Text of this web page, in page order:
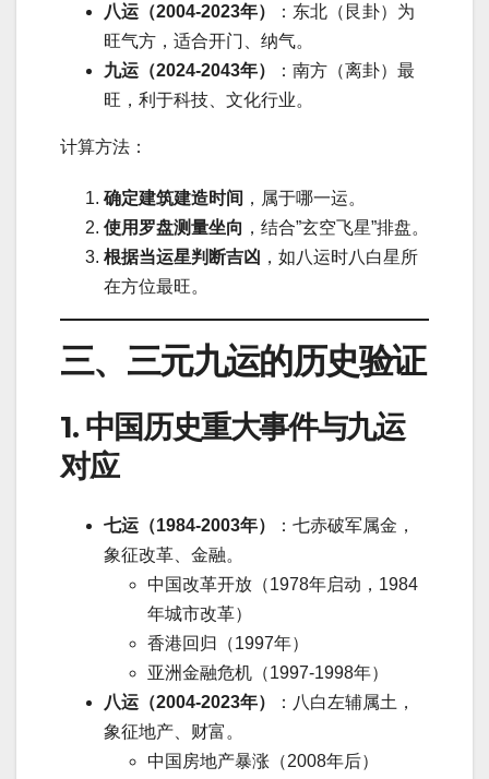
八运（2004-2023年）
：东北（艮卦）为
旺气方，适合开门、纳气。
九运（2024-2043年）
：南方（离卦）最
旺，利于科技、文化行业。
计算方法：
确定建筑建造时间 ，属于哪一运。
使用罗盘测量坐向 ，结合”玄空飞星”排盘。
根据当运星判断吉凶 ，如八运时八白星所
在方位最旺。
三、三元九运的历史验证
1. 中国历史重大事件与九运
对应
七运（1984-2003年）
：七赤破军属金，
象征改革、金融。
中国改革开放（1978年启动，1984
年城市改革）
香港回归（1997年）
亚洲金融危机（1997-1998年）
八运（2004-2023年）
：八白左辅属土，
象征地产、财富。
中国房地产暴涨（2008年后）